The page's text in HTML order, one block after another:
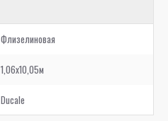
Флизелиновая
1,06x10,05м
Ducale